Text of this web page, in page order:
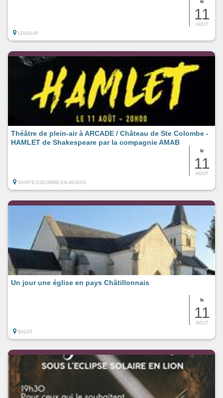
le
11
AOUT
LEUGLAY
le
11
AOUT
Théâtre de plein-air à ARCADE / Château de Ste Colombe -
HAMLET de Shakespeare par la compagnie AMAB
SAINTE-COLOMBE-EN-AUXOIS
le
11
AOUT
Un jour une église en pays Châtillonnais
BALOT